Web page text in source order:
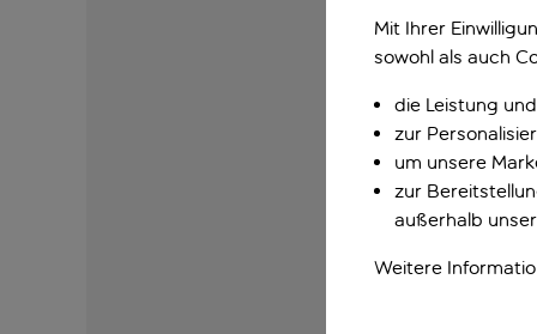
Mit Ihrer
sowohl als auch
die Leistung
zur
um unsere
zur
außerhalb
Weitere